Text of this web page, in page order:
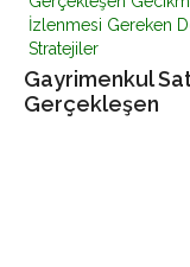
Gayrimenkul
Gerçekleşen